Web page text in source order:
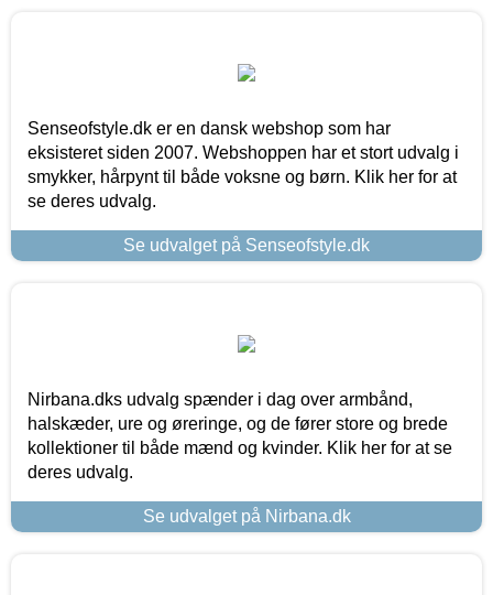
Senseofstyle.dk er en dansk webshop som har
eksisteret siden 2007. Webshoppen har et stort udvalg i
smykker, hårpynt til både voksne og børn. Klik her for at
se deres udvalg.
Se udvalget på Senseofstyle.dk
Nirbana.dks udvalg spænder i dag over armbånd,
halskæder, ure og øreringe, og de fører store og brede
kollektioner til både mænd og kvinder. Klik her for at se
deres udvalg.
Se udvalget på Nirbana.dk